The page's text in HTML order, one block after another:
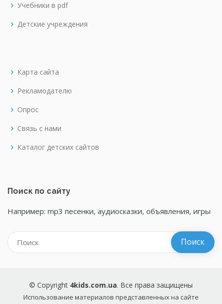
Учебники в pdf
Детские учреждения
Карта сайта
Рекламодателю
Опрос
Связь с нами
Каталог детских сайтов
Поиск по сайту
Например: mp3 песенки, аудиосказки, объявления, игры
© Copyright 4kids.com.ua. Все права защищены
Использование материалов представленных на сайте